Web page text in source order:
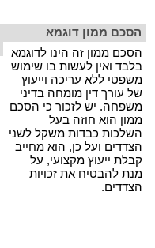
הסכם ממון דוגמא
הסכם ממון זה הינו לדוגמא
בלבד ואין לעשות בו שימוש
משפטי ללא עריכה וייעוץ
של עורך דין מומחה בדיני
משפחה. יש לזכור כי הסכם
ממון הוא חוזה בעל
השלכות כבדות משקל לשני
הצדדים ועל כן, הוא מחייב
קבלת ייעוץ מקצועי, על
מנת להבטיח את זכויות
הצדדים.